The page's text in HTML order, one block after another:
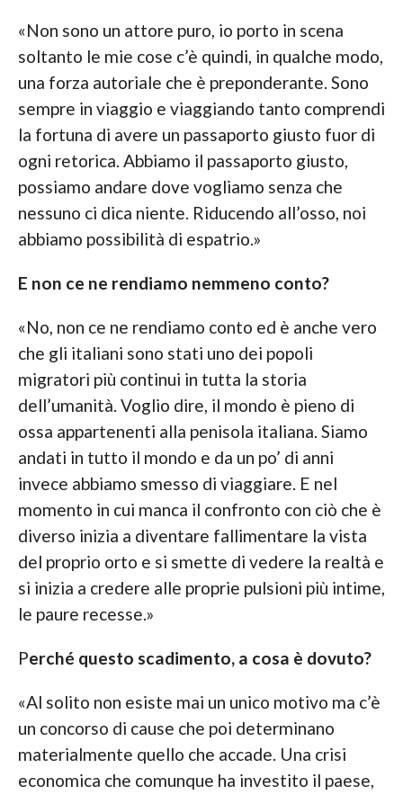
«Non sono un attore puro, io porto in scena
soltanto le mie cose c’è quindi, in qualche modo,
una forza autoriale che è preponderante. Sono
sempre in viaggio e viaggiando tanto comprendi
la fortuna di avere un passaporto giusto fuor di
ogni retorica. Abbiamo il passaporto giusto,
possiamo andare dove vogliamo senza che
nessuno ci dica niente. Riducendo all’osso, noi
abbiamo possibilità di espatrio.»
E non ce ne rendiamo nemmeno conto?
«No, non ce ne rendiamo conto ed è anche vero
che gli italiani sono stati uno dei popoli
migratori più continui in tutta la storia
dell’umanità. Voglio dire, il mondo è pieno di
ossa appartenenti alla penisola italiana. Siamo
andati in tutto il mondo e da un po’ di anni
invece abbiamo smesso di viaggiare. E nel
momento in cui manca il confronto con ciò che è
diverso inizia a diventare fallimentare la vista
del proprio orto e si smette di vedere la realtà e
si inizia a credere alle proprie pulsioni più intime,
le paure recesse.»
Perché questo scadimento, a cosa è dovuto?
«Al solito non esiste mai un unico motivo ma c’è
un concorso di cause che poi determinano
materialmente quello che accade. Una crisi
economica che comunque ha investito il paese,